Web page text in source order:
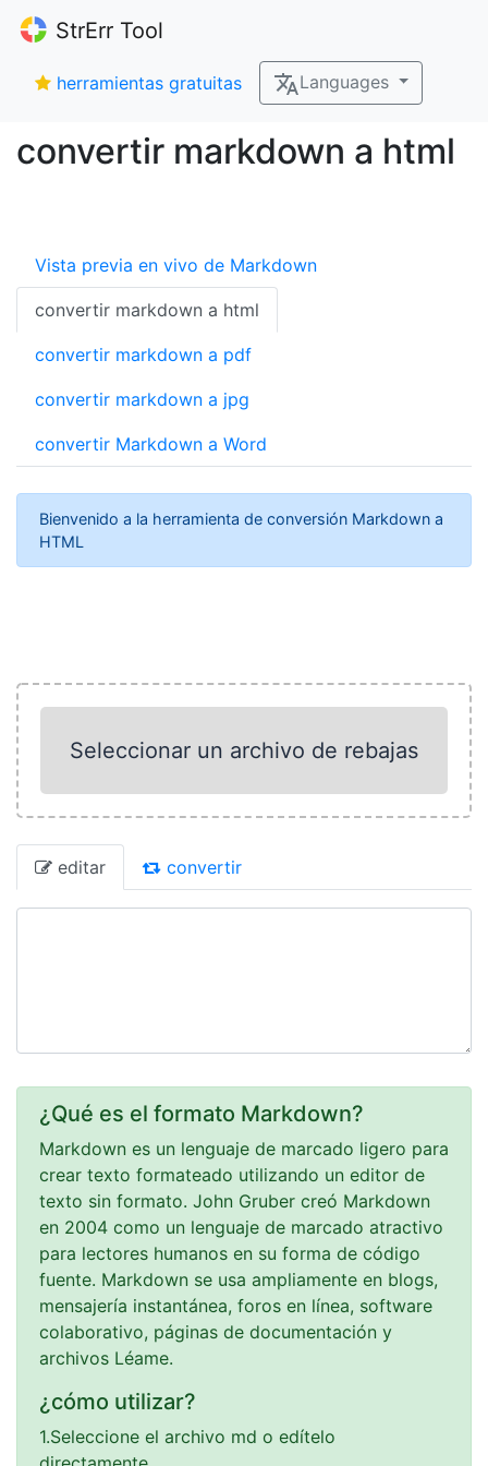
StrErr Tool
herramientas gratuitas Languages
convertir markdown a html
Vista previa en vivo de Markdown
convertir markdown a html
convertir markdown a pdf
convertir markdown a jpg
convertir Markdown a Word
Bienvenido a la herramienta de conversión Markdown a
HTML
Seleccionar un archivo de rebajas
editar convertir
¿Qué es el formato Markdown?
Markdown es un lenguaje de marcado ligero para
crear texto formateado utilizando un editor de
texto sin formato. John Gruber creó Markdown
en 2004 como un lenguaje de marcado atractivo
para lectores humanos en su forma de código
fuente. Markdown se usa ampliamente en blogs,
mensajería instantánea, foros en línea, software
colaborativo, páginas de documentación y
archivos Léame.
¿cómo utilizar?
1.Seleccione el archivo md o edítelo